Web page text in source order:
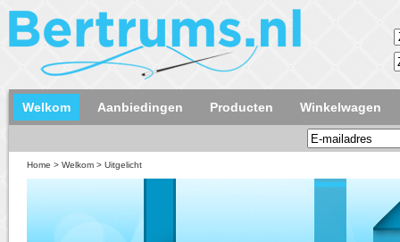
Welkom Aanbiedingen Producten Winkelwagen
Home > Welkom > Uitgelicht